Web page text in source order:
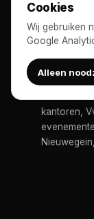
Cookies
Wij gebruiken
Google
Alleen
BeeClean
kantoren,